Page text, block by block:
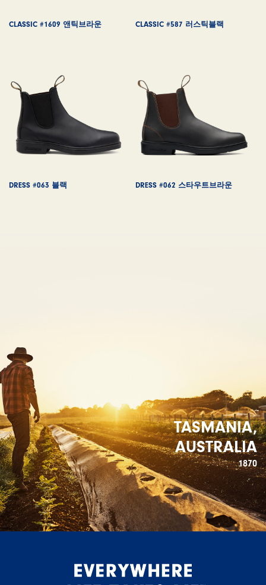
CLASSIC #1609 앤틱브라운 CLASSIC #587 러스틱블랙
DRESS #063 블랙 DRESS #062 스타우트브라운
TASMANIA,
AUSTRALIA
1870